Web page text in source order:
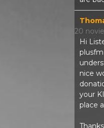
20
Hi
nice
your
place